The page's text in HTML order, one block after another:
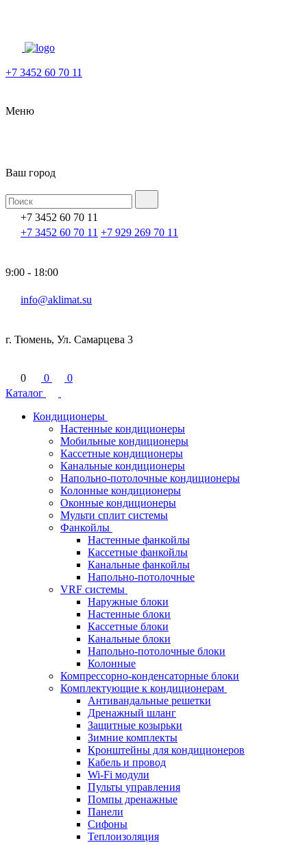
+7 3452 60 70 11
Меню
Ваш город
+7 3452 60 70 11
+7 3452 60 70 11 +7 929 269 70 11
9:00 - 18:00
info@aklimat.su
г. Тюмень, Ул. Самарцева 3
0 0
0
Каталог
Кондиционеры
Настенные кондиционеры
Мобильные кондиционеры
Кассетные кондиционеры
Канальные кондиционеры
Напольно-потолочные кондиционеры
Колонные кондиционеры
Оконные кондиционеры
Мульти сплит системы
Фанкойлы
Настенные фанкойлы
Кассетные фанкойлы
Канальные фанкойлы
Напольно-потолочные
VRF системы
Наружные блоки
Настенные блоки
Кассетные блоки
Канальные блоки
Напольно-потолочные блоки
Колонные
Компрессорно-конденсаторные блоки
Комплектующие к кондиционерам
Антивандальные решетки
Дренажный шланг
Защитные козырьки
Зимние комплекты
Кронштейны для кондиционеров
Кабель и провод
Wi-Fi модули
Пульты управления
Помпы дренажные
Панели
Сифоны
Теплоизоляция